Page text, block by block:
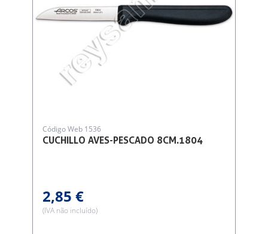
CUCHILLO AVES-PESCADO 8CM.1804
Código Web 1536
2,85 €
(IVA não incluído)